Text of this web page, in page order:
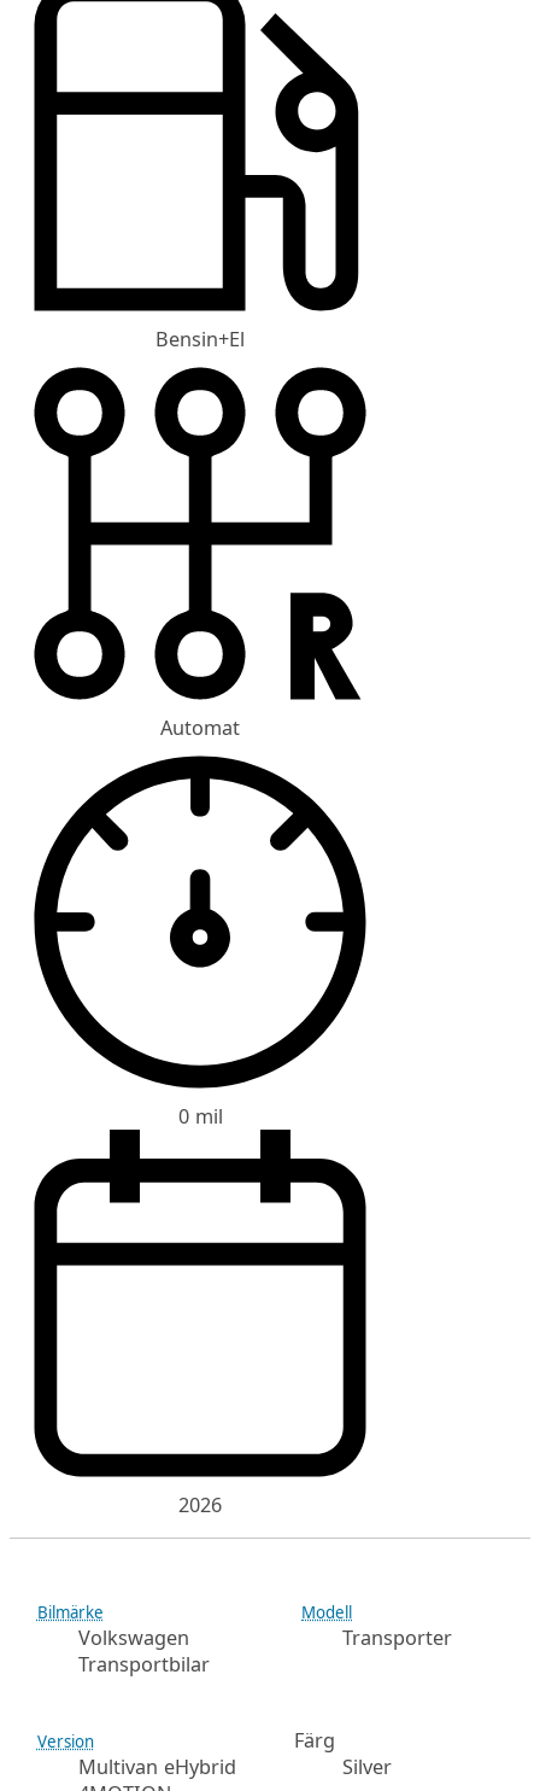
Bensin+El
Automat
0 mil
2026
Bilmärke
Volkswagen
Transportbilar
Modell
Transporter
Version
Multivan eHybrid
Färg
Silver